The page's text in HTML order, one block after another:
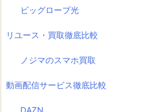
ビッグローブ光
リユース・買取徹底比較
ノジマのスマホ買取
動画配信サービス徹底比較